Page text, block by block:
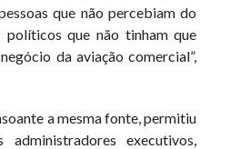
que não percebiam do
que não tinham que
da aviação comercial”,
a mesma fonte, permitiu
executivos,